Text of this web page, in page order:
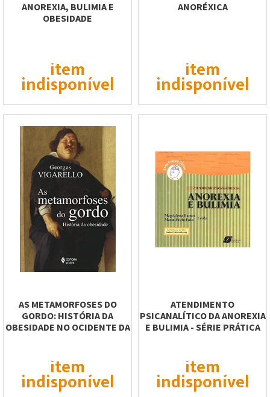
ANOREXIA, BULIMIA E
OBESIDADE
item
indisponível
ANORÉXICA
item
indisponível
AS METAMORFOSES DO
GORDO: HISTÓRIA DA
OBESIDADE NO OCIDENTE DA
item
indisponível
ATENDIMENTO
PSICANALÍTICO DA ANOREXIA
E BULIMIA - SÉRIE PRÁTICA
item
indisponível